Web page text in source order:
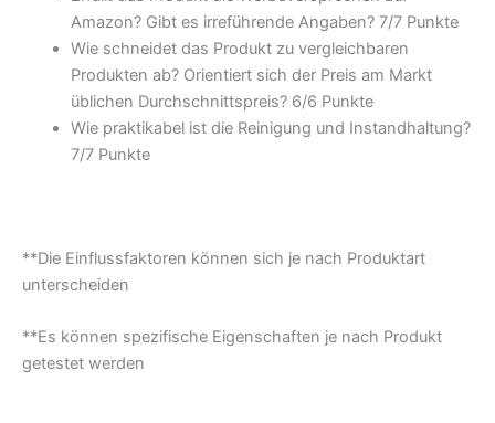
Amazon? Gibt es irreführende Angaben? 7/7 Punkte
Wie schneidet das Produkt zu vergleichbaren
Produkten ab? Orientiert sich der Preis am Markt
üblichen Durchschnittspreis? 6/6 Punkte
Wie praktikabel ist die Reinigung und Instandhaltung?
7/7 Punkte
**Die Einflussfaktoren können sich je nach Produktart
unterscheiden
**Es können spezifische Eigenschaften je nach Produkt
getestet werden